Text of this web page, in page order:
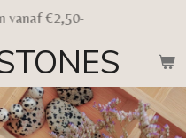
vanaf €2,50-